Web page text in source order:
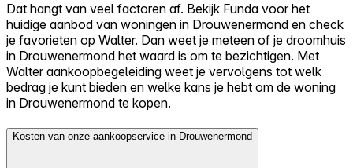
Dat hangt van veel factoren af. Bekijk Funda voor het
huidige aanbod van woningen in Drouwenermond en check
je favorieten op Walter. Dan weet je meteen of je droomhuis
in Drouwenermond het waard is om te bezichtigen. Met
Walter aankoopbegeleiding weet je vervolgens tot welk
bedrag je kunt bieden en welke kans je hebt om de woning
in Drouwenermond te kopen.
Kosten van onze aankoopservice in Drouwenermond